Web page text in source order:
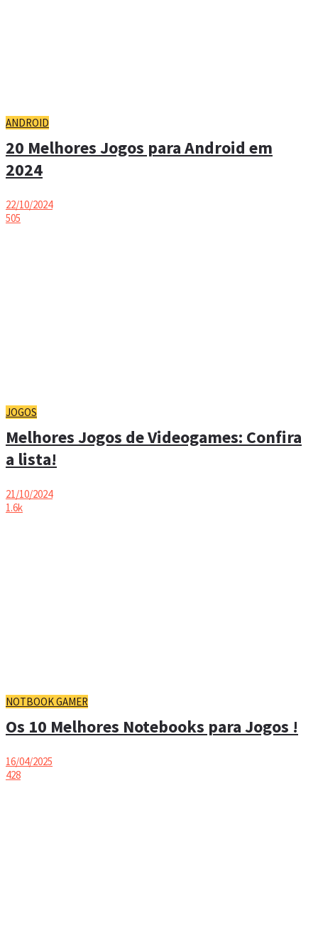
ANDROID
20 Melhores Jogos para Android em
2024
22/10/2024
505
JOGOS
Melhores Jogos de Videogames: Confira
a lista!
21/10/2024
1.6k
NOTBOOK GAMER
Os 10 Melhores Notebooks para Jogos !
16/04/2025
428